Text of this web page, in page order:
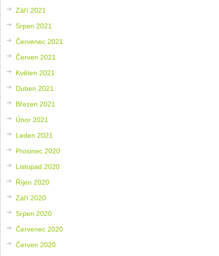
Září 2021
Srpen 2021
Červenec 2021
Červen 2021
Květen 2021
Duben 2021
Březen 2021
Únor 2021
Leden 2021
Prosinec 2020
Listopad 2020
Říjen 2020
Září 2020
Srpen 2020
Červenec 2020
Červen 2020